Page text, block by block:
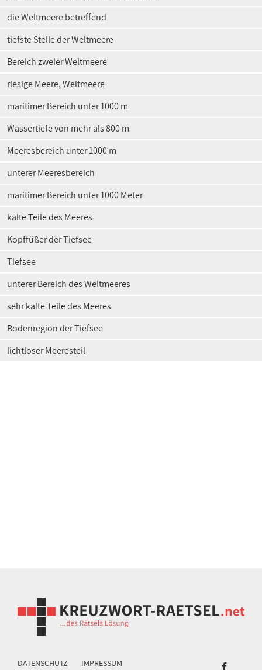
die Weltmeere betreffend
tiefste Stelle der Weltmeere
Bereich zweier Weltmeere
riesige Meere, Weltmeere
maritimer Bereich unter 1000 m
Wassertiefe von mehr als 800 m
Meeresbereich unter 1000 m
unterer Meeresbereich
maritimer Bereich unter 1000 Meter
kalte Teile des Meeres
Kopffüßer der Tiefsee
Tiefsee
unterer Bereich des Weltmeeres
sehr kalte Teile des Meeres
Bodenregion der Tiefsee
lichtloser Meeresteil
DATENSCHUTZ IMPRESSUM